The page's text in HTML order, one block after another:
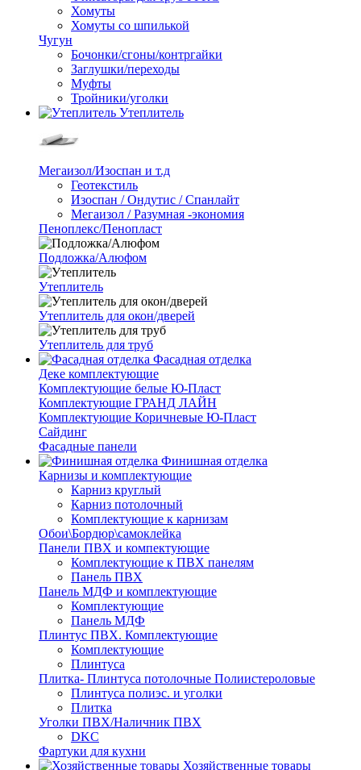
Хомуты
Хомуты со шпилькой
Чугун
Бочонки/сгоны/контргайки
Заглушки/переходы
Муфты
Тройники/уголки
Утеплитель
Мегаизол/Изоспан и т.д
Геотекстиль
Изоспан / Ондутис / Спанлайт
Мегаизол / Разумная -экономия
Пеноплекс/Пенопласт
Подложка/Алюфом
Утеплитель
Утеплитель для окон/дверей
Утеплитель для труб
Фасадная отделка
Деке комплектующие
Комплектующие белые Ю-Пласт
Комплектующие ГРАНД ЛАЙН
Комплектующие Коричневые Ю-Пласт
Сайдинг
Фасадные панели
Финишная отделка
Карнизы и комплектующие
Карниз круглый
Карниз потолочный
Комплектующие к карнизам
Обои\Бордюр\самоклейка
Панели ПВХ и компектующие
Комплектующие к ПВХ панелям
Панель ПВХ
Панель МДФ и комплектующие
Комплектующие
Панель МДФ
Плинтус ПВХ. Комплектующие
Комплектующие
Плинтуса
Плитка- Плинтуса потолочные Полиистероловые
Плинтуса полиэс. и уголки
Плитка
Уголки ПВХ/Наличник ПВХ
DKC
Фартуки для кухни
Хозяйственные товары